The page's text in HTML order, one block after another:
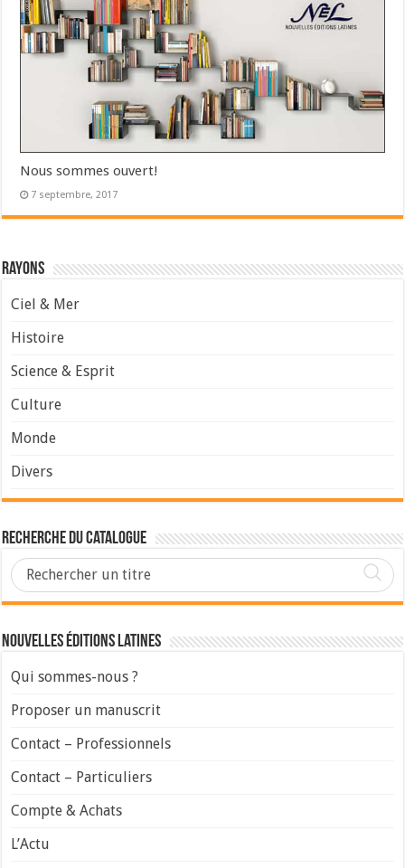
Nous sommes ouvert!
7 septembre, 2017
Rayons
Ciel & Mer
Histoire
Science & Esprit
Culture
Monde
Divers
Recherche du Catalogue
Nouvelles Éditions Latines
Qui sommes-nous ?
Proposer un manuscrit
Contact – Professionnels
Contact – Particuliers
Compte & Achats
L’Actu